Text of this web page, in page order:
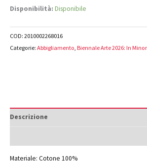
Disponibilità: Disponibile
COD: 2010002268016
Categorie: Abbigliamento Biennale Arte 2026: In
Descrizione
Materiale: Cotone 100%